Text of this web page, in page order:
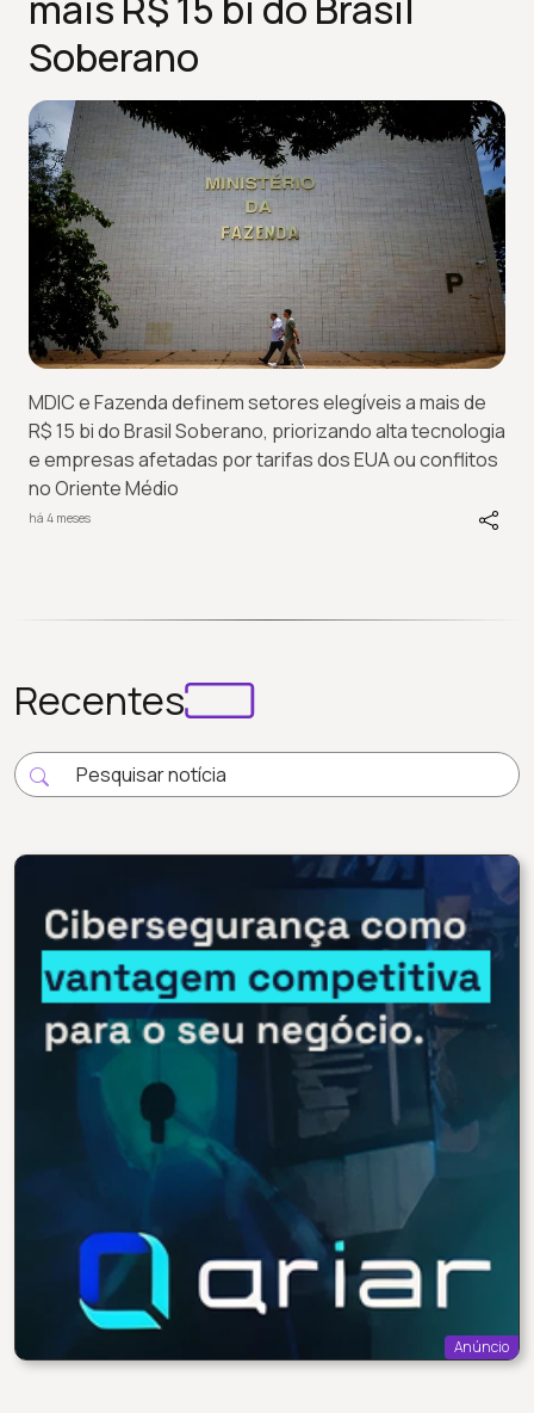
Soberano
MDIC e Fazenda definem setores elegíveis a mais de
R$ 15 bi do Brasil Soberano, priorizando alta tecnologia
e empresas afetadas por tarifas dos EUA ou conflitos
no Oriente Médio
há 4 meses
Recentes
Anúncio